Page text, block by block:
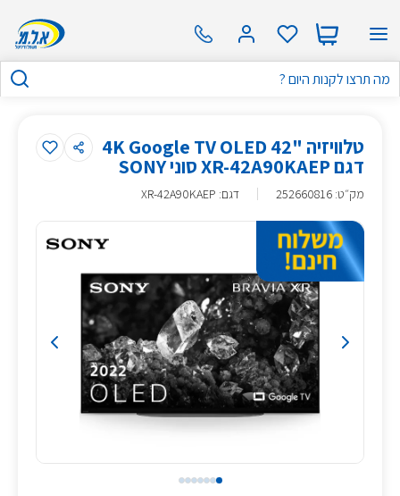
טלוויזיה "42 4K Google TV OLED
דגם XR-42A90KAEP סוני SONY
מק״ט:
252660816 דגם: XR-42A90KAEP